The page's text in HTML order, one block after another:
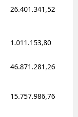
26.401.341,52
1.011.153,80
46.871.281,26
15.757.986,76